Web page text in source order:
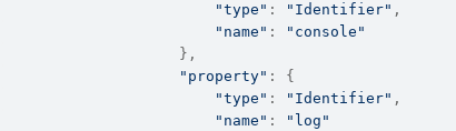
"type" : "Identifier" ,
"name" :
"console"
                    },
"property" : {
"type" : "Identifier" ,
"name" :
"log"